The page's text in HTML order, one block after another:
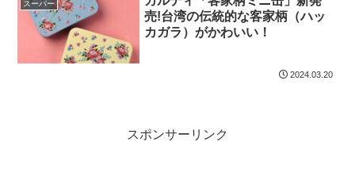
スーパー
売!台湾の伝統的な客家柄（ハッ
カガラ）がかわいい！
2024.03.20
スポンサーリンク